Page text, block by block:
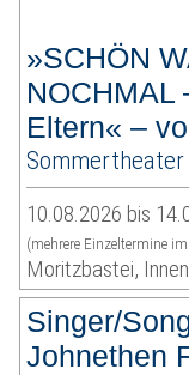
»SCHÖN
NOCHMAL
Eltern« –
10.08.2026 bis
(mehrere Einzeltermine
Moritzbastei,
Singer/
Johnethen